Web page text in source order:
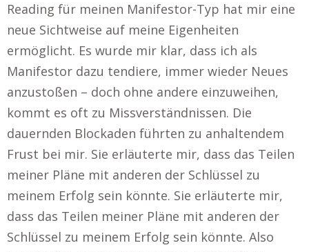
Reading für meinen Manifestor-Typ hat mir eine
neue Sichtweise auf meine Eigenheiten
ermöglicht. Es wurde mir klar, dass ich als
Manifestor dazu tendiere, immer wieder Neues
anzustoßen – doch ohne andere einzuweihen,
kommt es oft zu Missverständnissen. Die
dauernden Blockaden führten zu anhaltendem
Frust bei mir. Sie erläuterte mir, dass das Teilen
meiner Pläne mit anderen der Schlüssel zu
meinem Erfolg sein könnte. Sie erläuterte mir,
dass das Teilen meiner Pläne mit anderen der
Schlüssel zu meinem Erfolg sein könnte. Also